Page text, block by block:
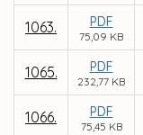
1063. PDF
75,09 KB
1065. PDF
232,77 KB
1066. PDF
75,45 KB